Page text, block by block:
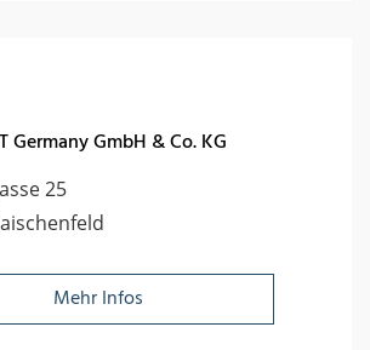
Germany GmbH & Co. KG
25
Mehr Infos